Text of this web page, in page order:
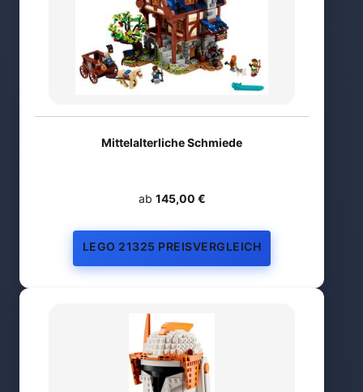
Mittelalterliche Schmiede
ab 145,00 €
LEGO 21325 PREISVERGLEICH